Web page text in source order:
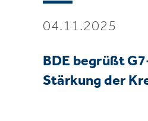
04.11.2025
BDE begrüßt
Stärkung der